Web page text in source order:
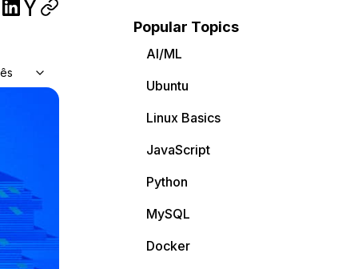
Popular Topics
AI/ML
Ubuntu
Linux Basics
JavaScript
Python
MySQL
Docker